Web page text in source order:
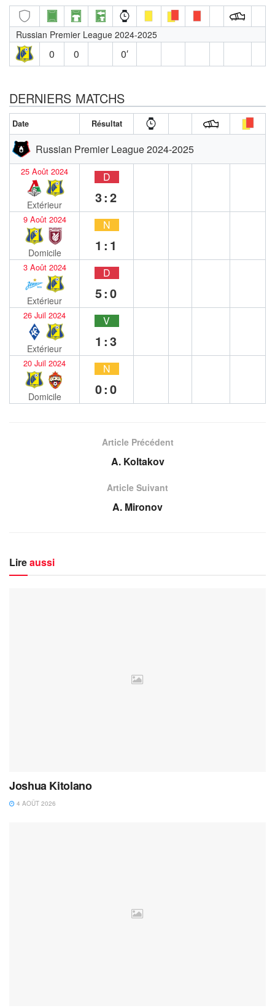
Russian Premier League 2024-2025
0 0 0′
DERNIERS MATCHS
Date Résultat
Russian Premier League 2024-2025
25 Août 2024
Extérieur
D
3:2
9 Août 2024
Domicile
N
1:1
3 Août 2024
Extérieur
D
5:0
26 Juil 2024
Extérieur
V
1:3
20 Juil 2024
Domicile
N
0:0
Article Précédent
A. Koltakov
Article Suivant
A. Mironov
Lireaussi
Joshua Kitolano
4 AOÛT 2026